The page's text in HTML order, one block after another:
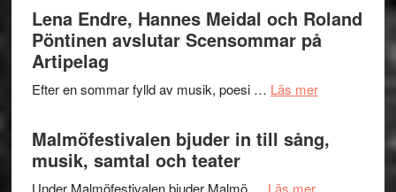
Delvis
bortom
terräng
–
Lena Endre, Hannes Meidal och Roland
Pöntinen avslutar Scensommar på
Artipelag
Efter en sommar fylld av musik, poesi … Läs merom
Hannes
Malmöfestivalen bjuder in till sång,
musik, samtal och teater
Under Malmöfestivalen bjuder Malmö … Läs merom